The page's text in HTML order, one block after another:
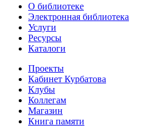
О библиотеке
Электронная библиотека
Услуги
Ресурсы
Каталоги
Проекты
Кабинет Курбатова
Клубы
Коллегам
Магазин
Книга памяти